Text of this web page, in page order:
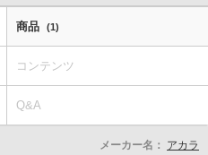
商品 (1)
コンテンツ
Q&A
メーカー名： アカラ